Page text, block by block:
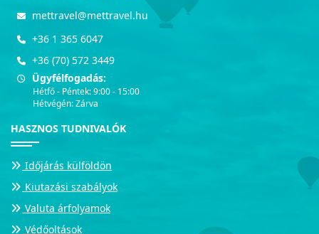
mettravel@mettravel.hu
+36 1 365 6047
+36 (70) 572 3449
Ügyfélfogadás:
Hétfő - Péntek: 9:00 - 15:00
Hétvégén: Zárva
HASZNOS TUDNIVALÓK
Időjárás külföldön
Kiutazási szabályok
Valuta árfolyamok
Védőoltások